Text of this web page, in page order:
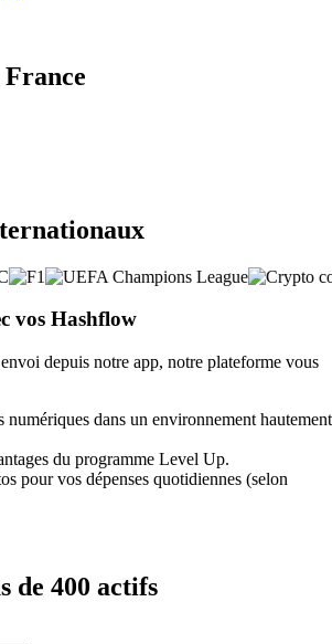
vos Hashflow
depuis notre app, notre plateforme vous
numériques dans un environnement hautement
du programme Level Up.
pour vos dépenses quotidiennes (selon
de 400 actifs